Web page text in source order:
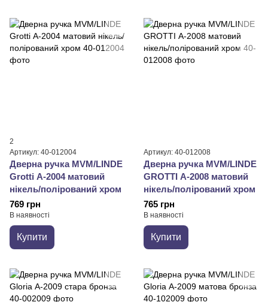
2
Артикул: 40-012004
Дверна ручка MVM/LINDE
Grotti А-2004 матовий
нікель/полірований хром
769 грн
В наявності
Купити
Артикул: 40-012008
Дверна ручка MVM/LINDE
GROTTI А-2008 матовий
нікель/полірований хром
765 грн
В наявності
Купити